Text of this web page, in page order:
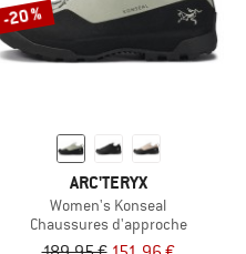
-20 %
ARC'TERYX
Women's Konseal
Chaussures d'approche